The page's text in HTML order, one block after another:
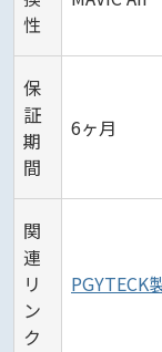
性
保
証
期
間
6ヶ月
関
連
リ
ン
ク
PGYTECK